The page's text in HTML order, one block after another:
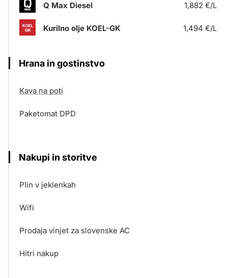
Q Max Diesel 1,882 €/L
Kurilno olje KOEL-GK 1,494 €/L
Hrana in gostinstvo
Kava na poti
Paketomat DPD
Nakupi in storitve
Plin v jeklenkah
Wifi
Prodaja vinjet za slovenske AC
Hitri nakup